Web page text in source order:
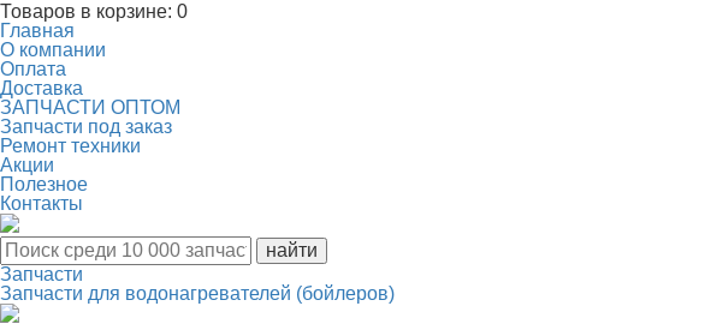
Товаров в корзине: 0
Главная
О компании
Оплата
Доставка
ЗАПЧАСТИ ОПТОМ
Запчасти под заказ
Ремонт техники
Акции
Полезное
Контакты
Запчасти
Запчасти для водонагревателей (бойлеров)